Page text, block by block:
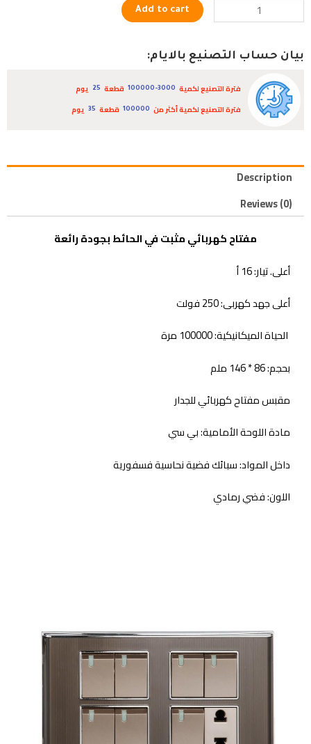
Add to cart
بيان حساب التصنيع بالايام:
فترة التصنيع لكمية 100000-3000 قطعة 25
يوم
فترة التصنيع لكمية أكثر من
100000 قطعة 35 يوم
Description
Reviews (0)
مفتاح كهربائي مثبت في الحائط بجودة رائعة
أعلى.تيار:16 أ
أعلىجهد كهربى:250 فولت
الحياة الميكانيكية:100000 مرة
بحجم:86 * 146 ملم
مقبس مفتاح كهربائي للجدار
مادة اللوحة الأمامية:بي سي
داخل المواد:سبائك فضية نحاسية فسفورية
اللون:فضي رمادي